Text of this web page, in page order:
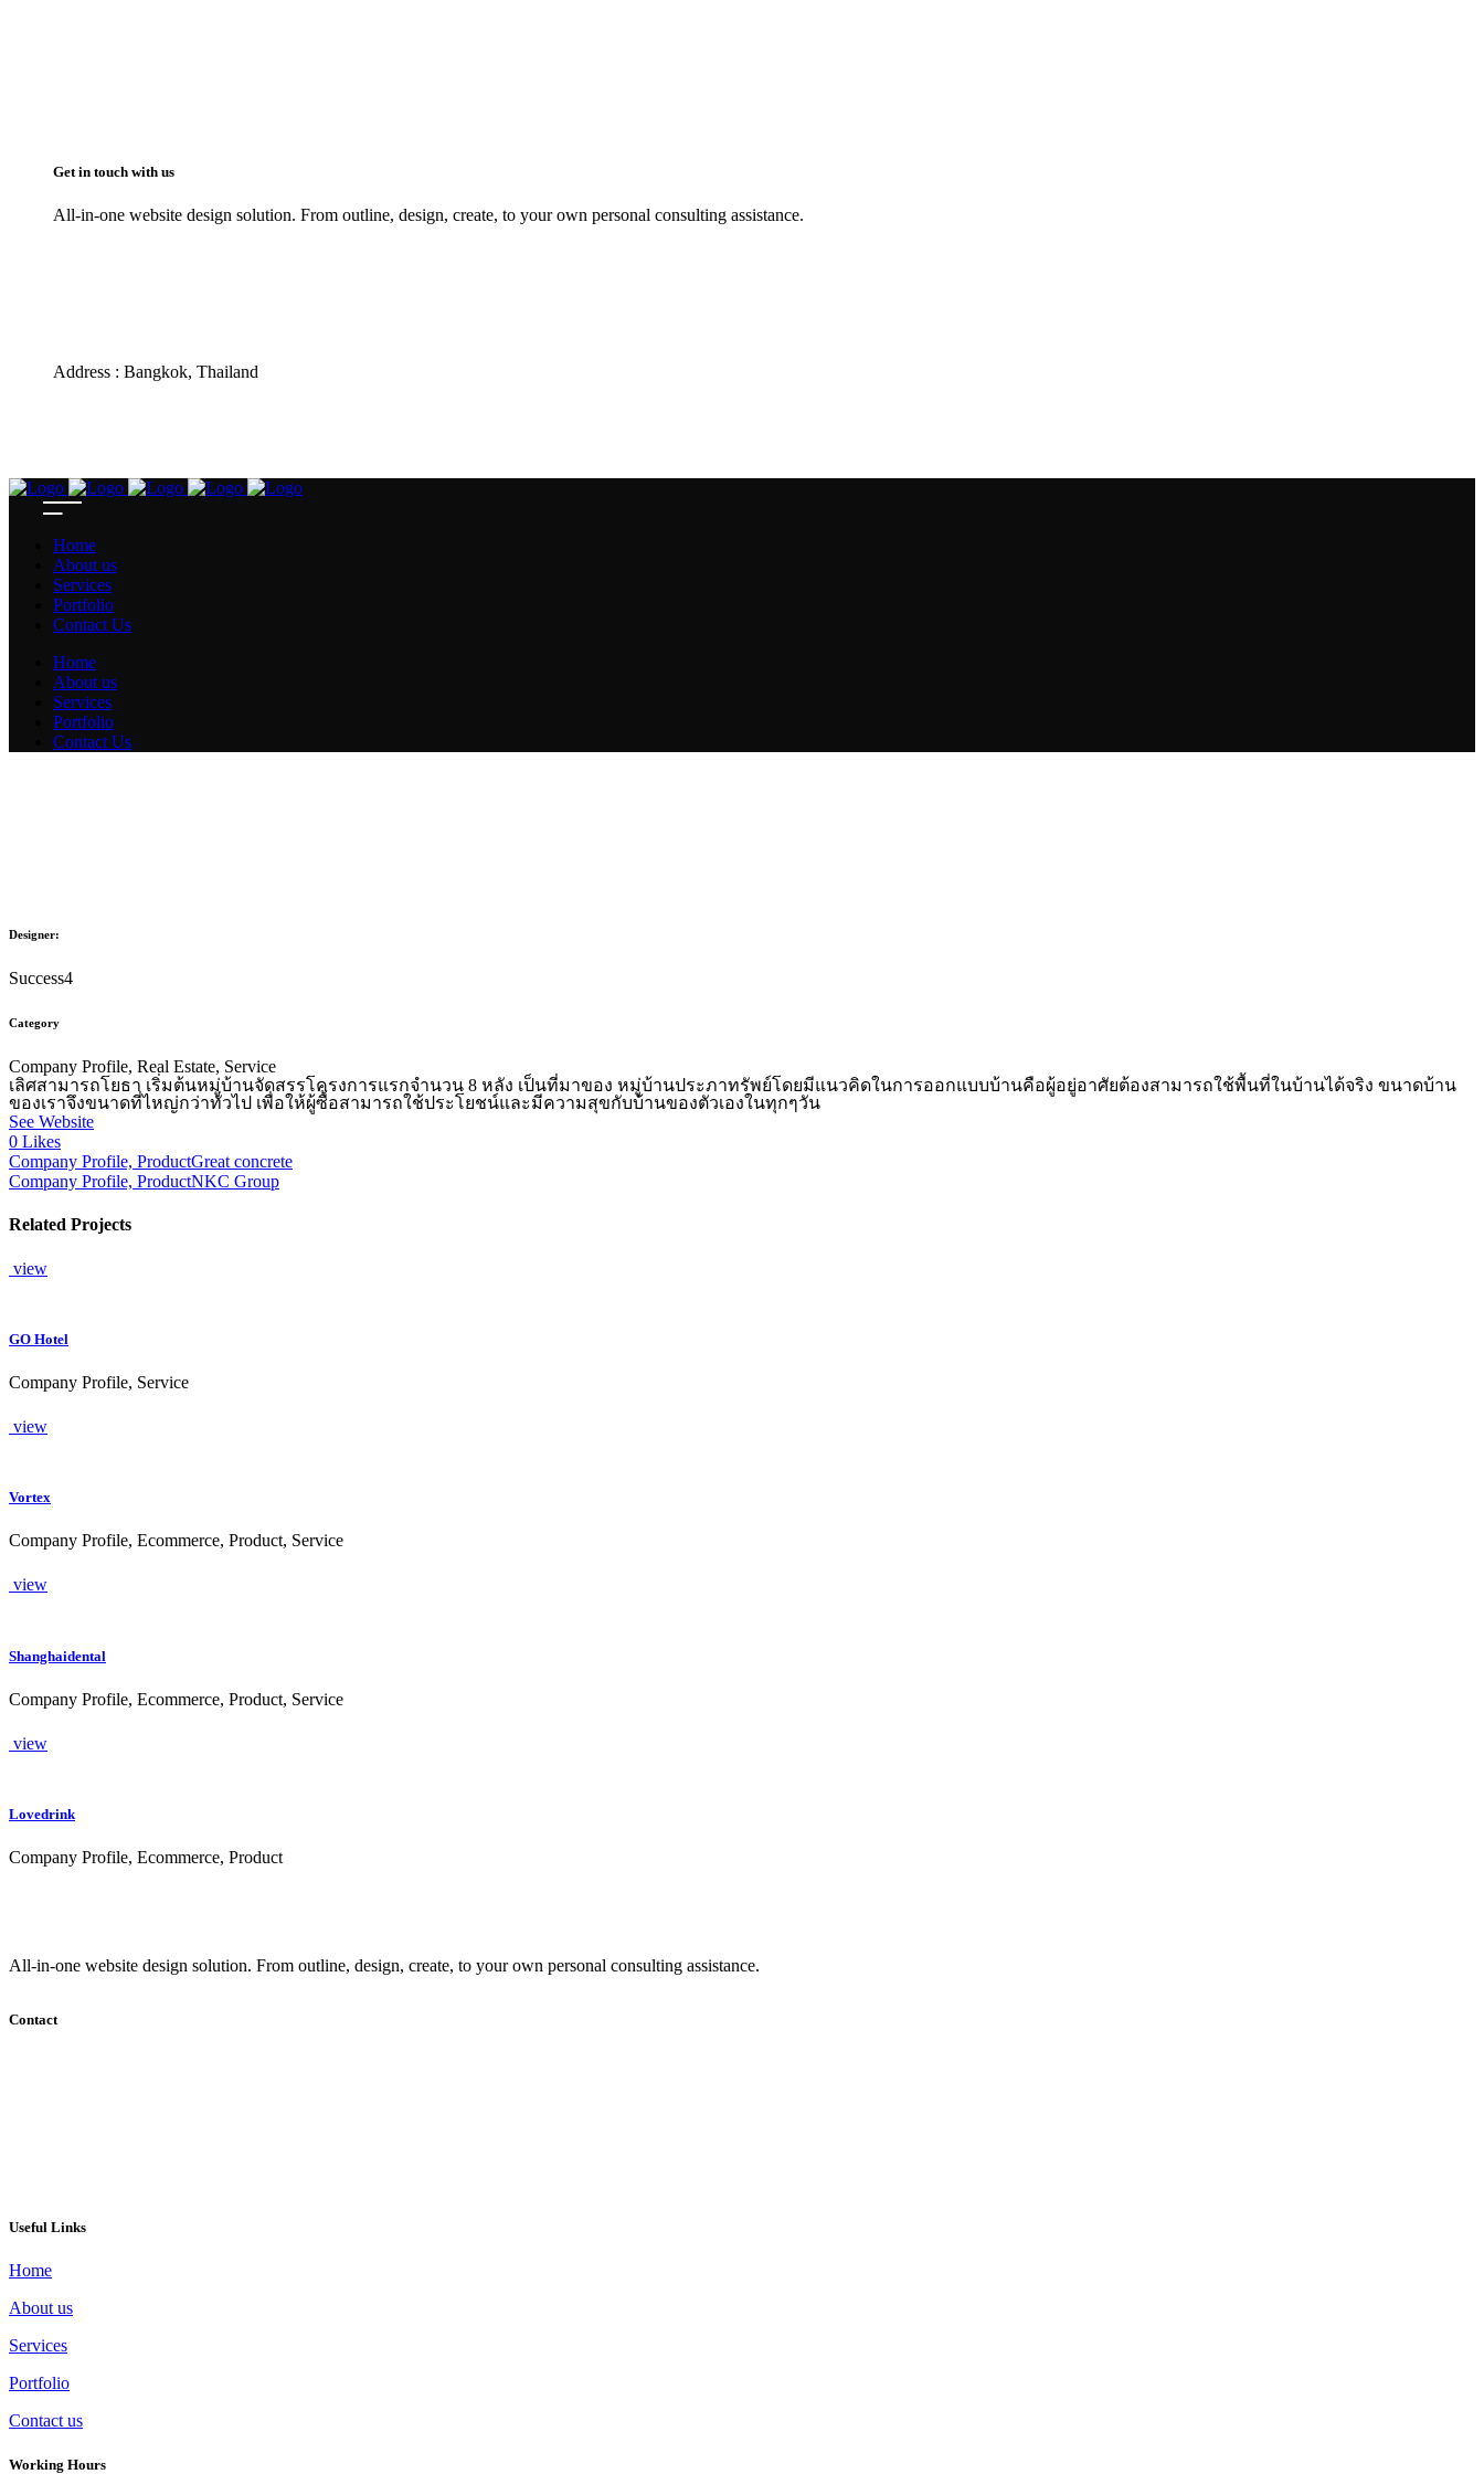
Get in touch with us
All-in-one website design solution. From outline, design, create, to your own personal consulting assistance.
Address : Bangkok, Thailand
Home
About us
Services
Portfolio
Contact Us
Home
About us
Services
Portfolio
Contact Us
Designer:
Success4
Category
Company Profile, Real Estate, Service
เลิศสามารถโยธา เริ่มต้นหมู่บ้านจัดสรรโครงการแรกจำนวน 8 หลัง เป็นที่มาของ หมู่บ้านประภาทรัพย์โดยมีแนวคิดในการออกแบบบ้านคือผู้อยู่อาศัยต้องสามารถใช้พื้นที่ในบ้านได้จริง ขนาดบ้าน
ของเราจึงขนาดที่ไหญ่กว่าทั่วไป เพื่อให้ผู้ซื้อสามารถใช้ประโยชน์และมีความสุขกับบ้านของตัวเองในทุกๆวัน
See Website
0 Likes
Company Profile, ProductGreat concrete
Company Profile, ProductNKC Group
Related Projects
view
GO Hotel
Company Profile, Service
view
Vortex
Company Profile, Ecommerce, Product, Service
view
Shanghaidental
Company Profile, Ecommerce, Product, Service
view
Lovedrink
Company Profile, Ecommerce, Product
All-in-one website design solution. From outline, design, create, to your own personal consulting assistance.
Contact
Useful Links
Home
About us
Services
Portfolio
Contact us
Working Hours